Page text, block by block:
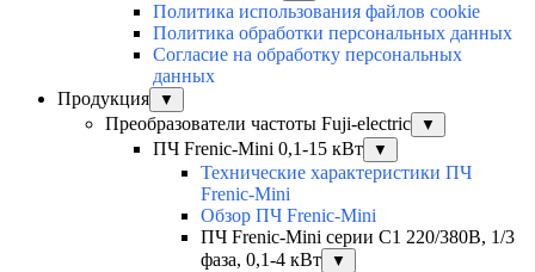
Политика использования файлов cookie
Политика обработки персональных данных
Согласие на обработку персональных
данных
Продукция
▼
Преобразователи частоты Fuji-electric ▼
ПЧ Frenic-Mini 0,1-15 кВт ▼
Технические характеристики ПЧ
Frenic-Mini
Обзор ПЧ Frenic-Mini
ПЧ Frenic-Mini серии C1 220/380В, 1/3
фаза, 0,1-4 кВт
▼